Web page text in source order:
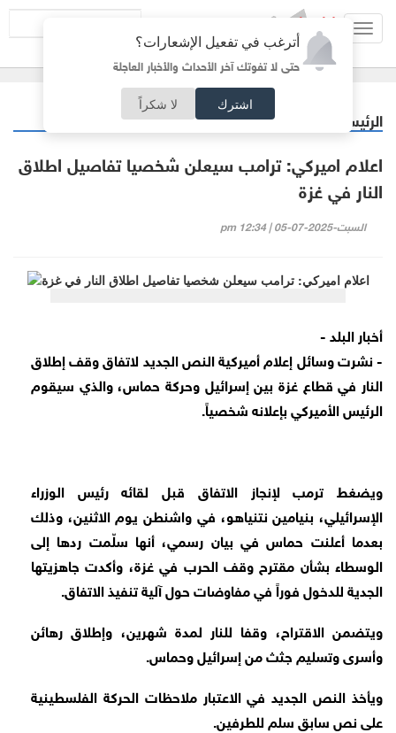
أترغب في تفعيل الإشعارات؟
حتى لا تفوتك آخر الأحداث والأخبار العاجلة
اشترك لا شكراً
الرئيسية عربي دولي
اعلام اميركي: ترامب سيعلن شخصيا تفاصيل اطلاق
النار في غزة
السبت-2025-07-05 | 12:34 pm
أخبار البلد -
- نشرت وسائل إعلام أميركية النص الجديد لاتفاق وقف إطلاق
النار في قطاع غزة بين إسرائيل وحركة حماس، والذي سيقوم
الرئيس الأميركي بإعلانه شخصياً.
ويضغط ترمب لإنجاز الاتفاق قبل لقائه رئيس الوزراء
الإسرائيلي، بنيامين نتنياهو، في واشنطن يوم الاثنين، وذلك
بعدما أعلنت حماس في بيان رسمي، أنها سلّمت ردها إلى
الوسطاء بشأن مقترح وقف الحرب في غزة، وأكدت جاهزيتها
الجدية للدخول فوراً في مفاوضات حول آلية تنفيذ الاتفاق.
ويتضمن الاقتراح، وقفا للنار لمدة شهرين، وإطلاق رهائن
وأسرى وتسليم جثث من إسرائيل وحماس.
ويأخذ النص الجديد في الاعتبار ملاحظات الحركة الفلسطينية
على نص سابق سلم للطرفين.